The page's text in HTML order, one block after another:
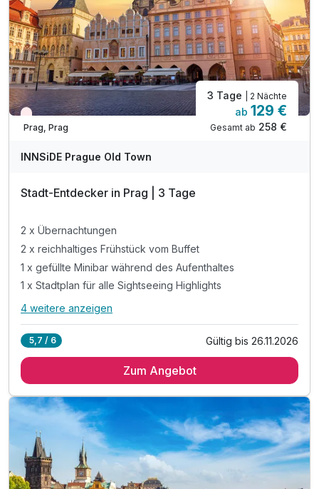
Finnische Sauna inklusive
Nur noch Restplätze
Prag, Prag
3 Tage | 2 Nächte
ab 129 €
Gesamt ab 258 €
INNSiDE Prague Old Town
Stadt-Entdecker in Prag | 3 Tage
2 x Übernachtungen
2 x reichhaltiges Frühstück vom Buffet
1 x gefüllte Minibar während des Aufenthaltes
1 x Stadtplan für alle Sightseeing Highlights
Alle Inklusivleistungen
2 x reichhaltiges Frühstück vom Buffet
1 x Stadtplan für alle Sightseeing Highlights
inkl. 10% Rabatt auf das Abendessen im Hotel
inkl. 20% Rabatt auf Parken - auf Anfrage
inkl. Nutzung der Fitness Suite
inkl. WLAN
4 weitere anzeigen
5,7 / 6 Gültig bis 26.11.2026
Zum Angebot